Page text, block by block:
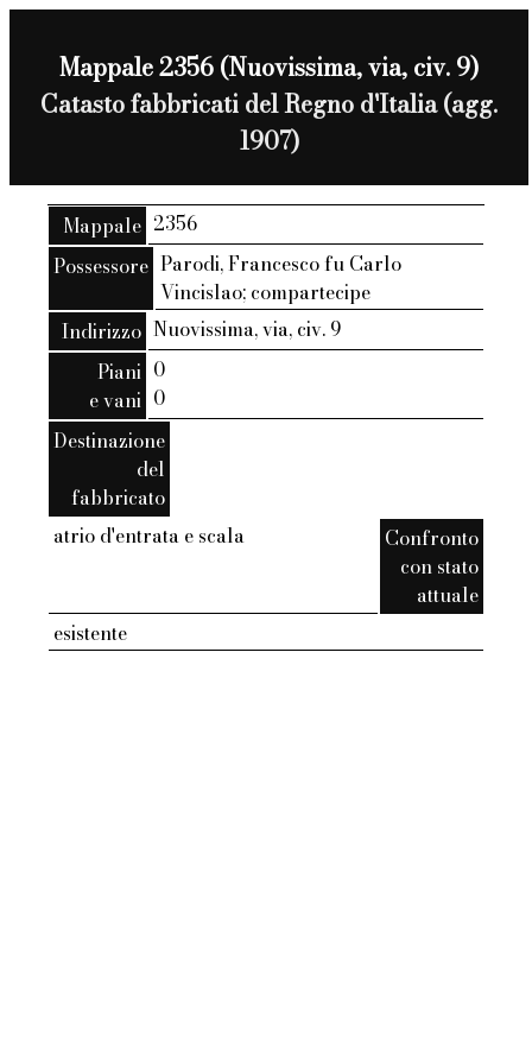
Mappale 2356 (Nuovissima, via, civ. 9)
Catasto fabbricati del Regno d'Italia (agg.
1907)
Mappale 2356
Possessore Parodi, Francesco fu Carlo
Vincislao; compartecipe
Indirizzo Nuovissima, via, civ. 9
Piani
e vani
0
0
Destinazione
del
fabbricato
atrio d'entrata e scala
Confronto
con stato
attuale
esistente